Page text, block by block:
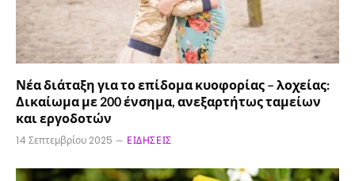
Νέα διάταξη για το επίδομα κυοφορίας – λοχείας:
Δικαίωμα με 200 ένσημα, ανεξαρτήτως ταμείων
και εργοδοτών
14 Σεπτεμβρίου 2025 ΕΙΔΉΣΕΙΣ